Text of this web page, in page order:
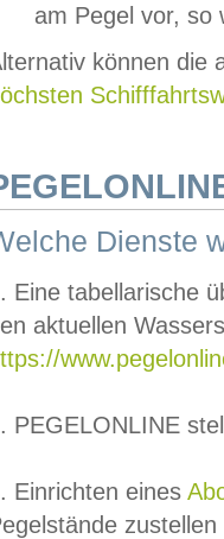
am Pegel vor,
können die
Dienste
Eine tabellarische
aktuellen
PEGELONLINE
Einrichten eines